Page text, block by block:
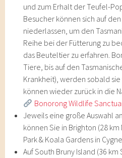
und zum Erhalt der Teufel-
Besucher können sich auf
niederlassen, um den
Reihe bei der Fütterung zu
das Beuteltier zu erfahren.
Tiere, bis auf den
Krankheit), werden sobald
können wieder zurück in die
Bonorong Wildlife
Jeweils eine große Auswahl
können Sie in Brighton (28
Park & Koala Gardens in
Auf South Bruny Island (36